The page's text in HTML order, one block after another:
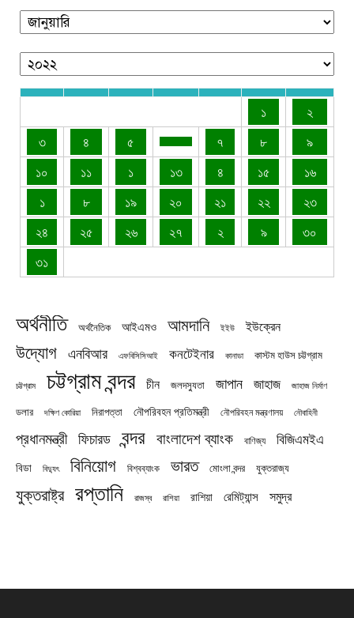
১
২
৩
৪ ৫ ৭ ৮
৯
১০
১১ ১ ১৩ ৪ ১৫
১৬
১
৮ ১৯ ২০ ২১ ২২
২৩
২৪
২৫ ২৬ ২৭ ২ ৯
৩০
৩১
অর্থনীতি অর্থনৈতিক আইএমও আমদানি ইইউ ইউক্রেন
উদ্যোগ এনবিআর এফবিসিসিআই কনটেইনার কানাডা কাস্টম হাউস চট্টগ্রাম
চট্টগ্রাম চট্টগ্রাম বন্দর চীন জলদস্যুতা জাপান জাহাজ জাহাজ নির্মাণ
ডলার দক্ষিণ কোরিয়া নিরাপত্তা নৌপরিবহন প্রতিমন্ত্রী নৌপরিবহন মন্ত্রণালয় নৌবাহিনী
প্রধানমন্ত্রী ফিচারড বন্দর বাংলাদেশ ব্যাংক বাণিজ্য বিজিএমইএ
বিডা বিদ্যুৎ বিনিয়োগ বিশ্বব্যাংক ভারত মোংলা বন্দর যুক্তরাজ্য
যুক্তরাষ্ট্র রপ্তানি রাজস্ব রাশিয়া রাশিয়া রেমিট্যান্স সমুদ্র